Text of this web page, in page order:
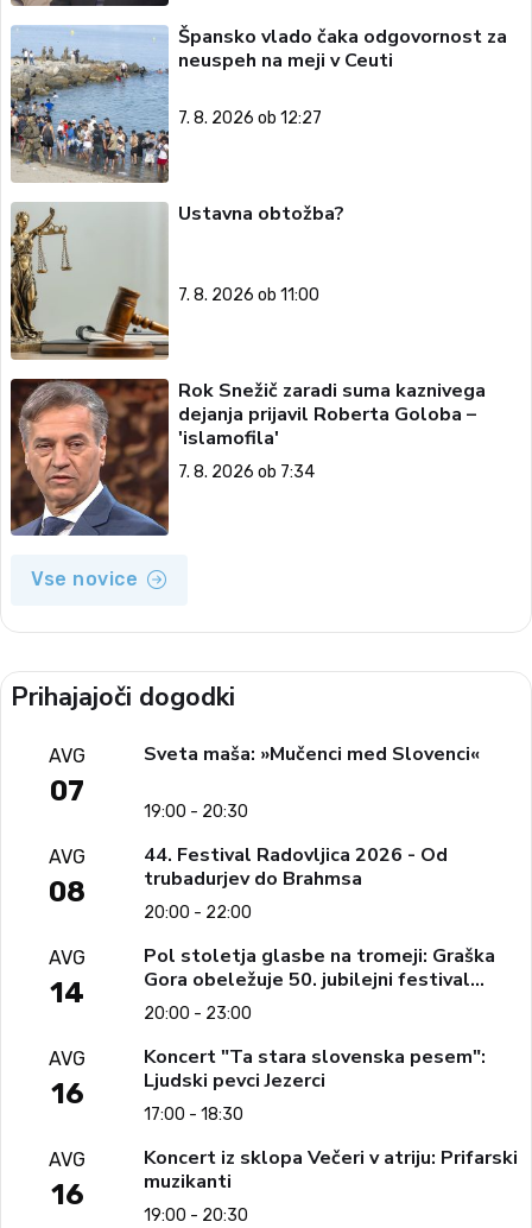
Špansko vlado čaka odgovornost za
neuspeh na meji v Ceuti
7. 8. 2026 ob 12:27
Ustavna obtožba?
7. 8. 2026 ob 11:00
Rok Snežič zaradi suma kaznivega
dejanja prijavil Roberta Goloba –
'islamofila'
7. 8. 2026 ob 7:34
Vse novice
Prihajajoči dogodki
AVG
07
Sveta maša: »Mučenci med Slovenci«
19:00 - 20:30
AVG
08
44. Festival Radovljica 2026 - Od
trubadurjev do Brahmsa
20:00 - 22:00
AVG
14
Pol stoletja glasbe na tromeji: Graška
Gora obeležuje 50. jubilejni festival
narodno-zabavne glasbe
20:00 - 23:00
AVG
16
Koncert "Ta stara slovenska pesem":
Ljudski pevci Jezerci
17:00 - 18:30
AVG
16
Koncert iz sklopa Večeri v atriju: Prifarski
muzikanti
19:00 - 20:30